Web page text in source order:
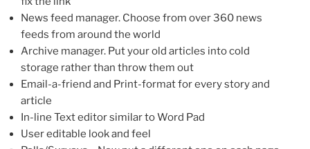
News feed manager. Choose from over 360 news
feeds from around the world
Archive manager. Put your old articles into cold
storage rather than throw them out
Email-a-friend and Print-format for every story and
article
In-line Text editor similar to Word Pad
User editable look and feel